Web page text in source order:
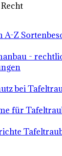
A-Z
-
bei
für